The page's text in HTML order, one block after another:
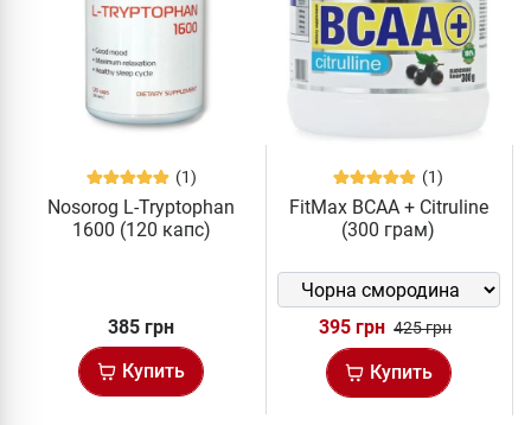
(1)
Nosorog L-Tryptophan
1600 (120 капс)
385 грн
Купить
(1)
FitMax BCAA + Citruline
(300 грам)
395 грн 425 грн
Купить